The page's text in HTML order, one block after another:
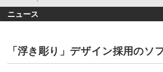
ニュース
「浮き彫り」デザイン採用のソ